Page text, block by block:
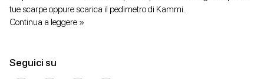
tue scarpe oppure scarica il pedimetro di Kammi.
Continua a leggere »
Seguici su